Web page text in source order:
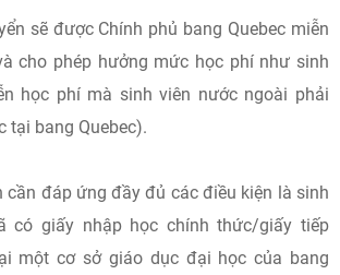
sẽ được Chính phủ bang Quebec miễn
cho phép hưởng mức học phí như sinh
học phí mà sinh viên nước ngoài phải
tại bang Quebec).
cần đáp ứng đầy đủ các điều kiện là sinh
có giấy nhập học chính thức/giấy tiếp
một cơ sở giáo dục đại học của bang